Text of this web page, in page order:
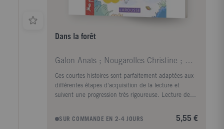
Dans la forêt
Galon Anaïs ; Nougarolles Christine ; Rinaldi Juli
Ces courtes histoires sont parfaitement adaptées aux
différentes étapes d'acquisition de la lecture et
suivent une progression très rigoureuse. Lecture de
consonnes et des premiers mots outils ; Lecture des
SUR COMMANDE EN 2-4 JOURS 5,55 €